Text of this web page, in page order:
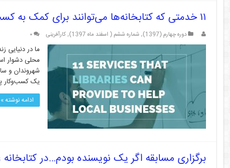
۱۱ خدمتی که کتابخانه‌ها می‌توانند برای کمک به کسب‌وکارهای محلی و کارآفرینان ارائه دهند.
دوره چهارم (1397) , شماره ششم ( اسفند ماه 1397) ,کارآفرینی ۰
ما در
محلی دشوار
یک کسب‌وکار
ادامه نوشته »
برگزاری مسابقه اگر یک نویسنده بودم…در